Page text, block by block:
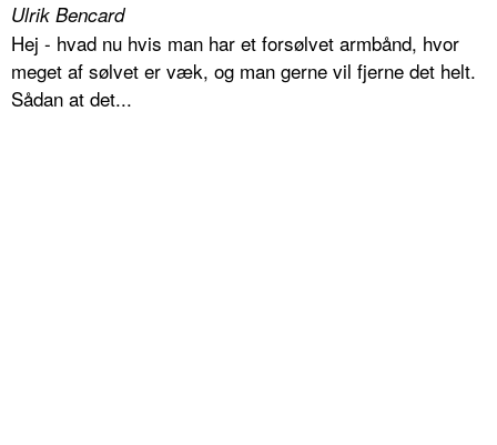
Ulrik Bencard
Hej - hvad nu hvis man har et forsølvet armbånd, hvor
meget af sølvet er væk, og man gerne vil fjerne det helt.
Sådan at det...